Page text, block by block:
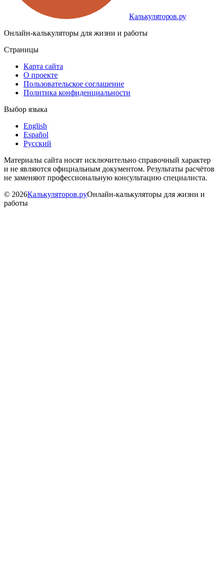
Калькуляторов.ру
Онлайн-калькуляторы для жизни и работы
Страницы
Карта сайта
О проекте
Пользовательское соглашение
Политика конфиденциальности
Выбор языка
English
Español
Русский
Материалы сайта носят исключительно справочный характер
и не являются официальным документом. Результаты расчётов
не заменяют профессиональную консультацию специалиста.
© 2026Калькуляторов.руОнлайн-калькуляторы для жизни и
работы